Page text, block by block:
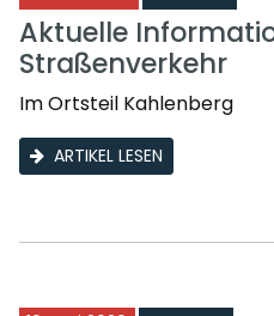
Aktuelle
Straßenverkehr
Im Ortsteil Kahlenberg
ARTIKEL LESEN